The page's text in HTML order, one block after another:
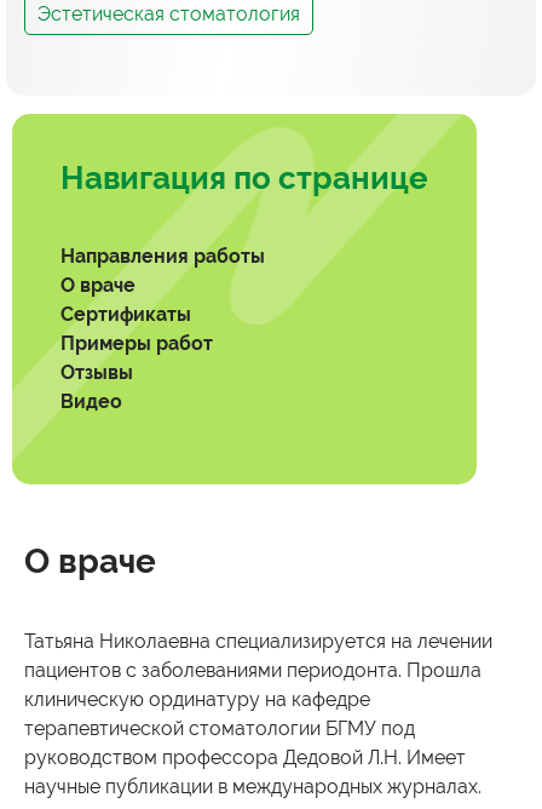
Эстетическая стоматология
О враче
Татьяна Николаевна cпециализируется на лечении
пациентов с заболеваниями периодонта. Прошла
клиническую ординатуру на кафедре
терапевтической стоматологии БГМУ под
руководством профессора Дедовой Л.Н. Имеет
научные публикации в международных журналах.
Навигация по странице
Направления работы
О враче
Сертификаты
Примеры работ
Отзывы
Видео